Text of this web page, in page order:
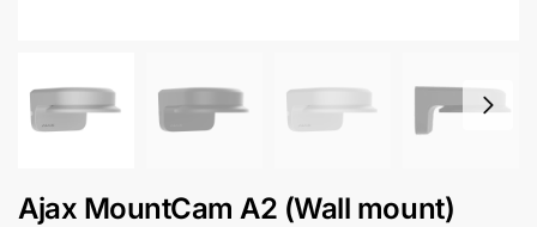
&
Intercom
Ajax MountCam A2 (Wall mount)